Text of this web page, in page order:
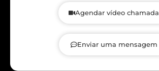
Agendar vídeo chamada
Enviar uma mensagem